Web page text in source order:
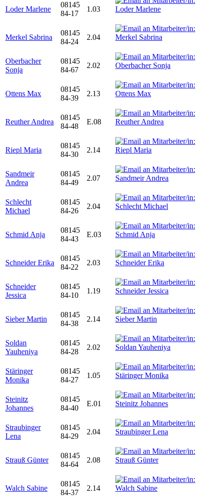
Loder Marlene
08145
84-17
1.03
Merkel Sabrina
08145
84-24
2.04
Oberbacher
Sonja
08145
84-67
2.02
Ottens Max
08145
84-39
2.13
Reuther Andrea
08145
84-48
E.08
Riepl Maria
08145
84-30
2.14
Sandmeir
Andrea
08145
84-49
2.07
Schlecht
Michael
08145
84-26
2.04
Schmid Anja
08145
84-43
E.03
Schneider Erika
08145
84-22
2.03
Schneider
Jessica
08145
84-10
1.19
Sieber Martin
08145
84-38
2.14
Soldan
Yauheniya
08145
84-28
2.02
Stäringer
Monika
08145
84-27
1.05
Steinitz
Johannes
08145
84-40
E.01
Straubinger
Lena
08145
84-29
2.04
Strauß Günter
08145
84-64
2.08
Walch Sabine
08145
84-37
2.14